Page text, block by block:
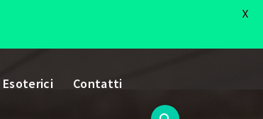
Esoterici Contatti
X